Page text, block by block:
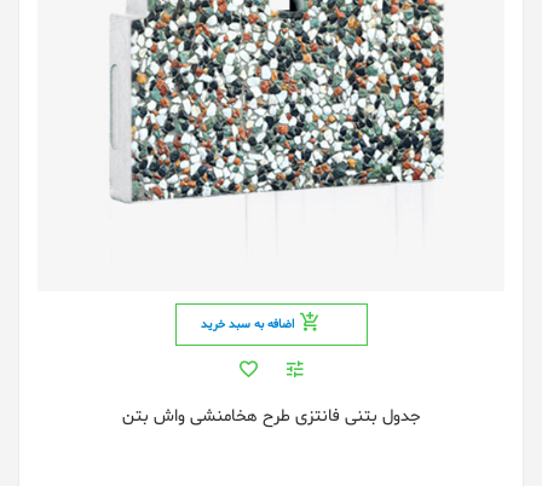
اضافه به سبد خرید
جدول بتنی فانتزی طرح هخامنشی واش بتن